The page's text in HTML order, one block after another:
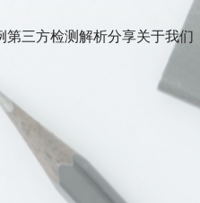
第三方检测解析分享关于我们